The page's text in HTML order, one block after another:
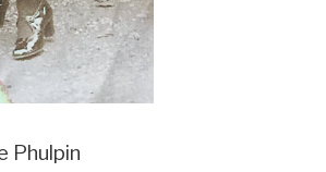
Phulpin